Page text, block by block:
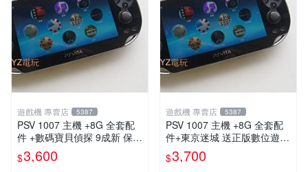
遊戲機 專賣店 5387
PSV 1007 主機 +8G 全套配
件 +數碼寶貝偵探 9成新 保修
一年 品質有保障
$3,600
遊戲機 專賣店 5387
PSV 1007 主機 +8G 全套配
件+東京迷城 送正版數位遊戲
$3,700